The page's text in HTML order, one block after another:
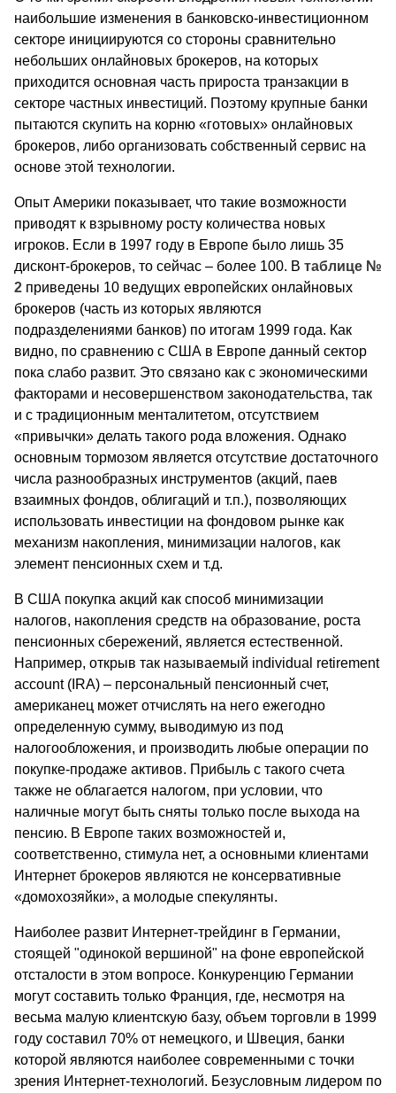
наибольшие изменения в банковско-инвестиционном
секторе инициируются со стороны сравнительно
небольших онлайновых брокеров, на которых
приходится основная часть прироста транзакции в
секторе частных инвестиций. Поэтому крупные банки
пытаются скупить на корню «готовых» онлайновых
брокеров, либо организовать собственный сервис на
основе этой технологии.
Опыт Америки показывает, что такие возможности
приводят к взрывному росту количества новых
игроков. Если в 1997 году в Европе было лишь 35
дисконт-брокеров, то сейчас – более 100. В таблице №
2 приведены 10 ведущих европейских онлайновых
брокеров (часть из которых являются
подразделениями банков) по итогам 1999 года. Как
видно, по сравнению с США в Европе данный сектор
пока слабо развит. Это связано как с экономическими
факторами и несовершенством законодательства, так
и с традиционным менталитетом, отсутствием
«привычки» делать такого рода вложения. Однако
основным тормозом является отсутствие достаточного
числа разнообразных инструментов (акций, паев
взаимных фондов, облигаций и т.п.), позволяющих
использовать инвестиции на фондовом рынке как
механизм накопления, минимизации налогов, как
элемент пенсионных схем и т.д.
В США покупка акций как способ минимизации
налогов, накопления средств на образование, роста
пенсионных сбережений, является естественной.
Например, открыв так называемый individual retirement
account (IRA) – персональный пенсионный счет,
американец может отчислять на него ежегодно
определенную сумму, выводимую из под
налогообложения, и производить любые операции по
покупке-продаже активов. Прибыль с такого счета
также не облагается налогом, при условии, что
наличные могут быть сняты только после выхода на
пенсию. В Европе таких возможностей и,
соответственно, стимула нет, а основными клиентами
Интернет брокеров являются не консервативные
«домохозяйки», а молодые спекулянты.
Наиболее развит Интернет-трейдинг в Германии,
стоящей "одинокой вершиной" на фоне европейской
отсталости в этом вопросе. Конкуренцию Германии
могут составить только Франция, где, несмотря на
весьма малую клиентскую базу, объем торговли в 1999
году составил 70% от немецкого, и Швеция, банки
которой являются наиболее современными с точки
зрения Интернет-технологий. Безусловным лидером по